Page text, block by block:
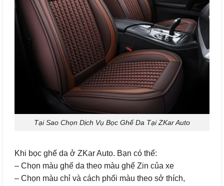
Tại Sao Chọn Dịch Vụ Bọc Ghế Da Tại ZKar Auto
Khi bọc ghế da ở ZKar Auto. Bạn có thể:
– Chọn màu ghế da theo màu ghế Zin của xe
– Chọn màu chỉ và cách phối màu theo sở thích,